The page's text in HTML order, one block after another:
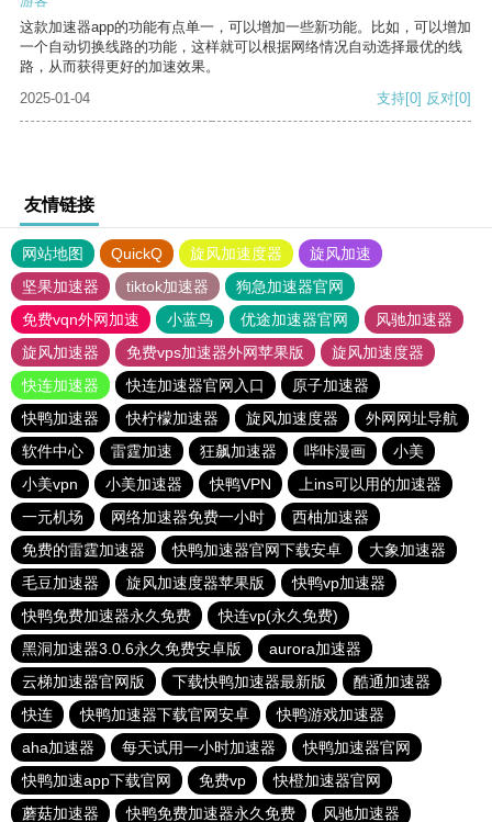
这款加速器app的功能有点单一，可以增加一些新功能。比如，可以增加
一个自动切换线路的功能，这样就可以根据网络情况自动选择最优的线
路，从而获得更好的加速效果。
2025-01-04
支持[0] 反对[0]
友情链接
网站地图 QuickQ 旋风加速度器
旋风加速
坚果加速器
tiktok加速器
狗急加速器官网
免费vqn外网加速
小蓝鸟 优途加速器官网
风驰加速器
旋风加速器
免费vps加速器外网苹果版
旋风加速度器
快连加速器
快连加速器官网入口
原子加速器
快鸭加速器
快柠檬加速器 旋风加速度器
外网网址导航
软件中心
雷霆加速 狂飙加速器 哔咔漫画
小美
小美vpn
小美加速器 快鸭VPN
上ins可以用的加速器
一元机场
网络加速器免费一小时
西柚加速器
免费的雷霆加速器
快鸭加速器官网下载安卓
大象加速器
毛豆加速器
旋风加速度器苹果版
快鸭vp加速器
快鸭免费加速器永久免费
快连vp(永久免费)
黑洞加速器3.0.6永久免费安卓版
aurora加速器
云梯加速器官网版
下载快鸭加速器最新版
酷通加速器
快连
快鸭加速器下载官网安卓
快鸭游戏加速器
aha加速器
每天试用一小时加速器
快鸭加速器官网
快鸭加速app下载官网
免费vp
快橙加速器官网
蘑菇加速器
快鸭免费加速器永久免费 风驰加速器